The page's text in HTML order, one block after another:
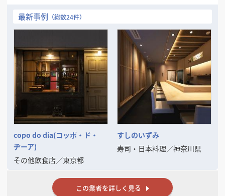
限られた予算内で魅力のある空間、お店を作るのが使命と考えていま
す。
最新事例 （総数24件）
copo do dia(コッポ・ド・
ヂーア)
その他飲食店／東京都
すしのいずみ
寿司・日本料理／神奈川県
この業者を詳しく見る